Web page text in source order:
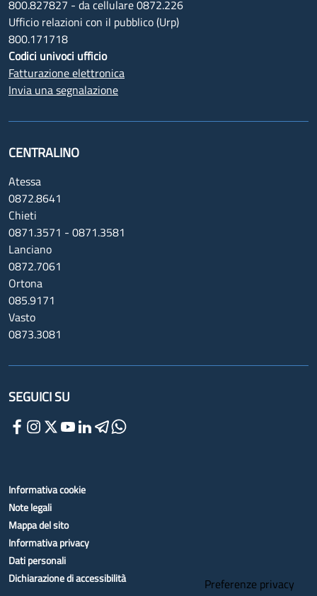
800.827827 - da cellulare 0872.226
Ufficio relazioni con il pubblico (Urp)
800.171718
Codici univoci ufficio
Fatturazione elettronica
Invia una segnalazione
CENTRALINO
Atessa
0872.8641
Chieti
0871.3571 - 0871.3581
Lanciano
0872.7061
Ortona
085.9171
Vasto
0873.3081
SEGUICI SU
Informativa cookie
Note legali
Mappa del sito
Informativa privacy
Dati personali
Dichiarazione di accessibilità